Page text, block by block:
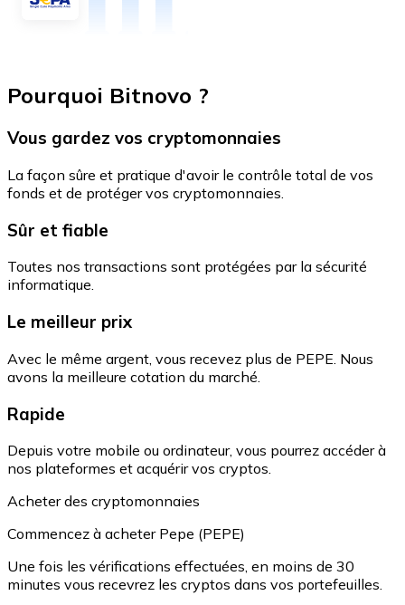
Pourquoi Bitnovo ?
Vous gardez vos cryptomonnaies
La façon sûre et pratique d'avoir le contrôle total de vos
fonds et de protéger vos cryptomonnaies.
Sûr et fiable
Toutes nos transactions sont protégées par la sécurité
informatique.
Le meilleur prix
Avec le même argent, vous recevez plus de PEPE. Nous
avons la meilleure cotation du marché.
Rapide
Depuis votre mobile ou ordinateur, vous pourrez accéder à
nos plateformes et acquérir vos cryptos.
Acheter des cryptomonnaies
Commencez à acheter Pepe (PEPE)
Une fois les vérifications effectuées, en moins de 30
minutes vous recevrez les cryptos dans vos portefeuilles.